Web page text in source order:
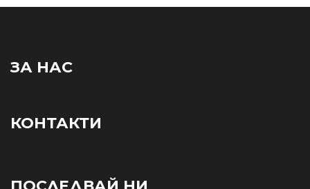
ЗА НАС
КОНТАКТИ